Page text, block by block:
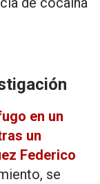
en un
un
Federico
se